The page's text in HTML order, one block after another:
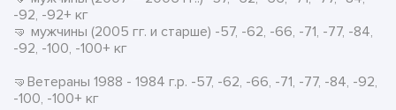
-92, -92+ кг
🤜 мужчины (2005 гг. и старше) -57, -62, -66, -71, -77, -84,
-92, -100, -100+ кг
🤜Ветераны 1988 - 1984 г.р. -57, -62, -66, -71, -77, -84, -92,
-100, -100+ кг